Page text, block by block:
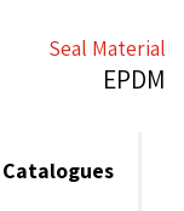
Seal Material
EPDM
Catalogues